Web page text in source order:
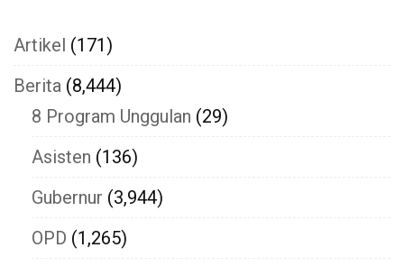
Artikel (171)
Berita (8,444)
8 Program Unggulan (29)
Asisten (136)
Gubernur (3,944)
OPD (1,265)